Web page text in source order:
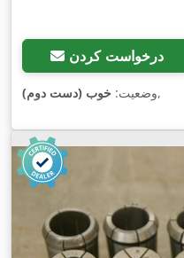
درخواست کردن
وضعیت: خوب (دست دوم) ,